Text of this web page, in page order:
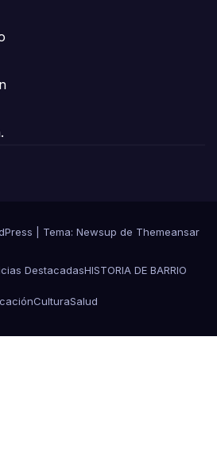
Tema: Newsup de Themeansar
DestacadasHISTORIA DE BARRIO
CulturaSalud